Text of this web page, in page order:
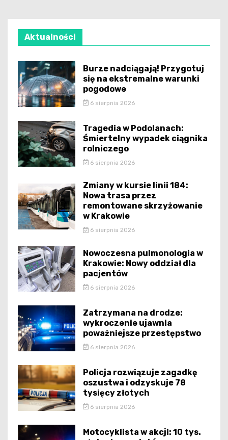
Aktualności
Burze nadciągają! Przygotuj
się na ekstremalne warunki
pogodowe
6 sierpnia 2026
Tragedia w Podolanach:
Śmiertelny wypadek ciągnika
rolniczego
6 sierpnia 2026
Zmiany w kursie linii 184:
Nowa trasa przez
remontowane skrzyżowanie
w Krakowie
6 sierpnia 2026
Nowoczesna pulmonologia w
Krakowie: Nowy oddział dla
pacjentów
6 sierpnia 2026
Zatrzymana na drodze:
wykroczenie ujawnia
poważniejsze przestępstwo
6 sierpnia 2026
Policja rozwiązuje zagadkę
oszustwa i odzyskuje 78
tysięcy złotych
6 sierpnia 2026
Motocyklista w akcji: 10 tys.